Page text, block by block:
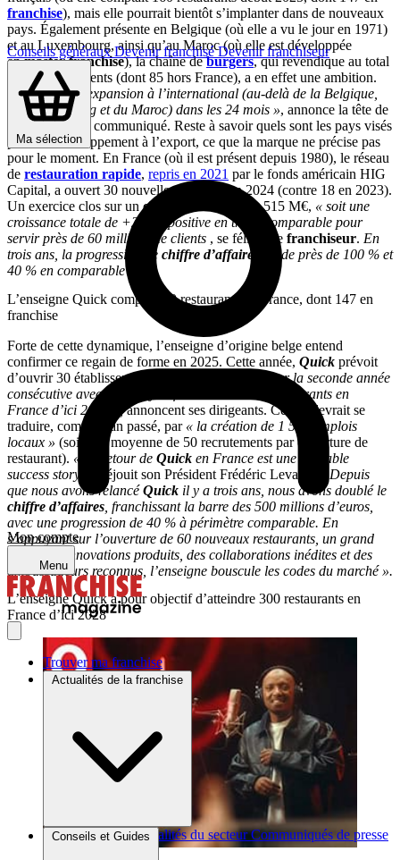
Conseils générauxDevenir franchiséDevenir franchiseur
Ma sélection
Mon compte
Menu
Trouver ma franchise
Actualités de la franchise
Brèves et actus Actualités du secteur Communiqués de presse
Conseils et Guides
franchise), mais elle pourrait bientôt s’implanter dans de nouveaux
pays. Également présente en Belgique (où elle a vu le jour en 1971)
et au Luxembourg, ainsi qu’au Maroc (où elle est développée
enmaster franchise), la chaîne deburgers, qui revendique au total
245 établissements (dont 85 hors France), a en effet une ambition.
Celle« d’une expansion à l’international (au-delà de la Belgique,
du Luxembourg et du Maroc) dans les 24 mois », annonce la tête de
réseau dans un communiqué. Reste à savoir quels sont les pays visés
pour ce développement à l’export, ce que la marque ne précise pas
pour le moment. En France (où il est présent depuis 1980), le réseau
de restauration rapide, repris en 2021 par le fonds américain HIG
Capital, a ouvert 30 nouvelles adresses en 2024 (contre 18 en 2023).
Un exercice clos sur unchiffre d’affaires de 515 M€, « soit une
croissance totale de +25 %, positive en trafic comparable pour
servir près de 60 millions de clients , se félicite le franchiseur. En
trois ans, la progression de chiffre d’affaires
est de près de 100 % et
40 % en comparable ».
L’enseigne Quick compte 160 restaurants en France, dont 147 en
franchise
Forte de cette dynamique, l’enseigne d’origine belge entend
confirmer ce regain de forme en 2025. Cette année, Quick prévoit
d’ouvrir 30 établissements supplémentaires
« pour la seconde année
consécutive avec pour objectif d’atteindre 300 restaurants en
France d’ici 2028 », annoncent ses dirigeants. Ce qui devrait se
traduire, comme l’an passé, par « la création de 1 500 emplois
locaux » (soit une moyenne de 50 recrutements par ouverture de
restaurant). « Le retour de Quick en France est une véritable
success story,
se réjouit son Président Frédéric Levacher
. Depuis
que nous avons relancéQuick il y a trois ans, nous avons doublé le
chiffre d’affaires , franchissant la barre des 500 millions d’euros,
avec une progression de 40 % à périmètre comparable. En
s’appuyant sur l’ouverture de 60 nouveaux restaurants, un grand
nombre d’innovations produits, des collaborations inédites et des
ambassadeurs reconnus, l’enseigne bouscule les codes du marché ».
L’enseigne Quick a pour objectif d’atteindre 300 restaurants en
France d’ici 2028